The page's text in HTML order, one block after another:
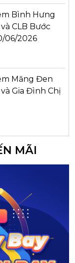
Bình Hưng
CLB Bước
06/2026
Măng Đen
Gia Đình Chị
MÃI